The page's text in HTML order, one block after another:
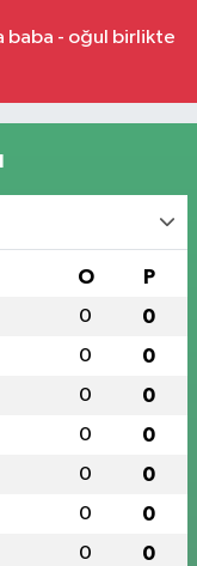
baba - oğul birlikte
O P
0 0
0 0
0 0
0 0
0 0
0 0
0 0